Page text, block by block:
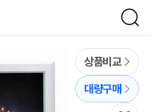
검
색
상품비교
대량구매